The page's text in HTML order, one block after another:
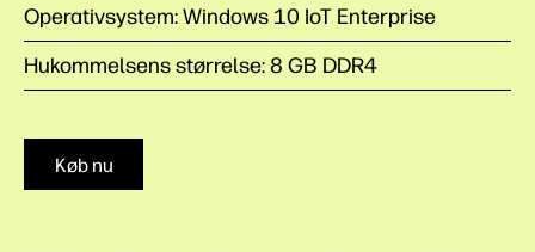
Operativsystem: Windows 10 IoT Enterprise
Hukommelsens størrelse: 8 GB DDR4
Køb nu